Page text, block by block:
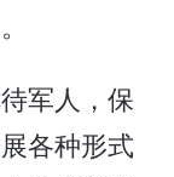
军人，保
各种形式